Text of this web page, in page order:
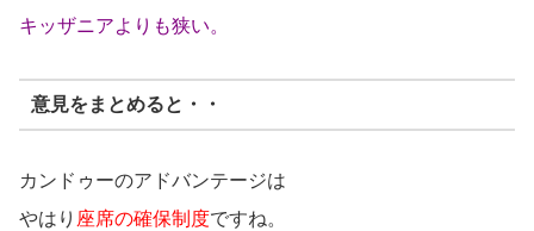
キッザニアよりも狭い。
意見をまとめると・・
カンドゥーのアドバンテージは
やはり 座席の確保制度ですね。